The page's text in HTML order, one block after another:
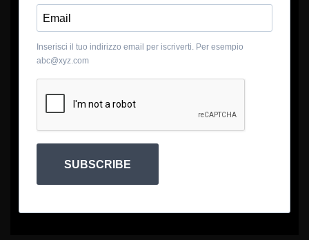
Inserisci il tuo indirizzo email per iscriverti. Per esempio
abc@xyz.com
SUBSCRIBE